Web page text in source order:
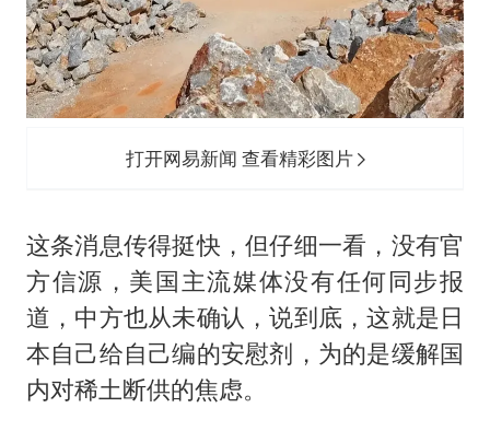
打开网易新闻 查看精彩图片
这条消息传得挺快，但仔细一看，没有官
方信源，美国主流媒体没有任何同步报
道，中方也从未确认，说到底，这就是日
本自己给自己编的安慰剂，为的是缓解国
内对稀土断供的焦虑。